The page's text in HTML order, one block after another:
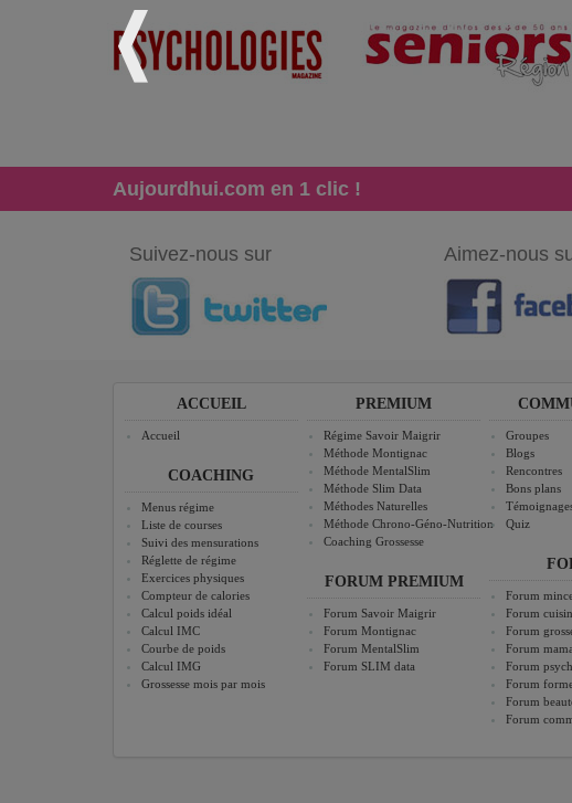
Aujourdhui.com en 1 clic !
Suivez-nous sur Aimez-nous
ACCUEIL
Accueil
COACHING
Menus régime
Liste de courses
Suivi des mensurations
Réglette de régime
Exercices physiques
Compteur de calories
Calcul poids idéal
Calcul IMC
Courbe de poids
Calcul IMG
Grossesse mois par mois
PREMIUM
Régime Savoir Maigrir
Méthode Montignac
Méthode MentalSlim
Méthode Slim Data
Méthodes Naturelles
Méthode Chrono-Géno-Nutrition
Coaching Grossesse
FORUM PREMIUM
Forum Savoir Maigrir
Forum Montignac
Forum MentalSlim
Forum SLIM data
Groupes
Blogs
Rencontres
Bons plans
Quiz
Forum
Forum
Forum
Forum
Forum
Forum
Forum
Forum